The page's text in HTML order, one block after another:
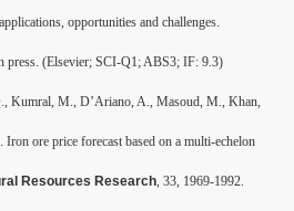
opportunities and challenges.
press. (Elsevier; SCI-Q1; ABS3; IF: 9.3)
Kumral, M., D’Ariano, A., Masoud, M., Khan,
ore price forecast based on a multi-echelon
Resources Research , 33, 1969-1992.